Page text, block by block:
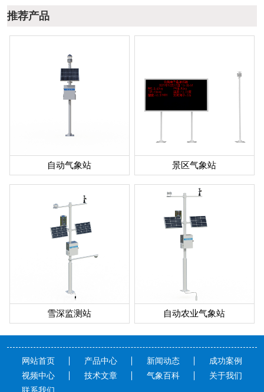
推荐产品
自动气象站 景区气象站
雪深监测站 自动农业气象站
网站首页 产品中心 新闻动态
成功案例
视频中心
技术文章 气象百科
关于我们